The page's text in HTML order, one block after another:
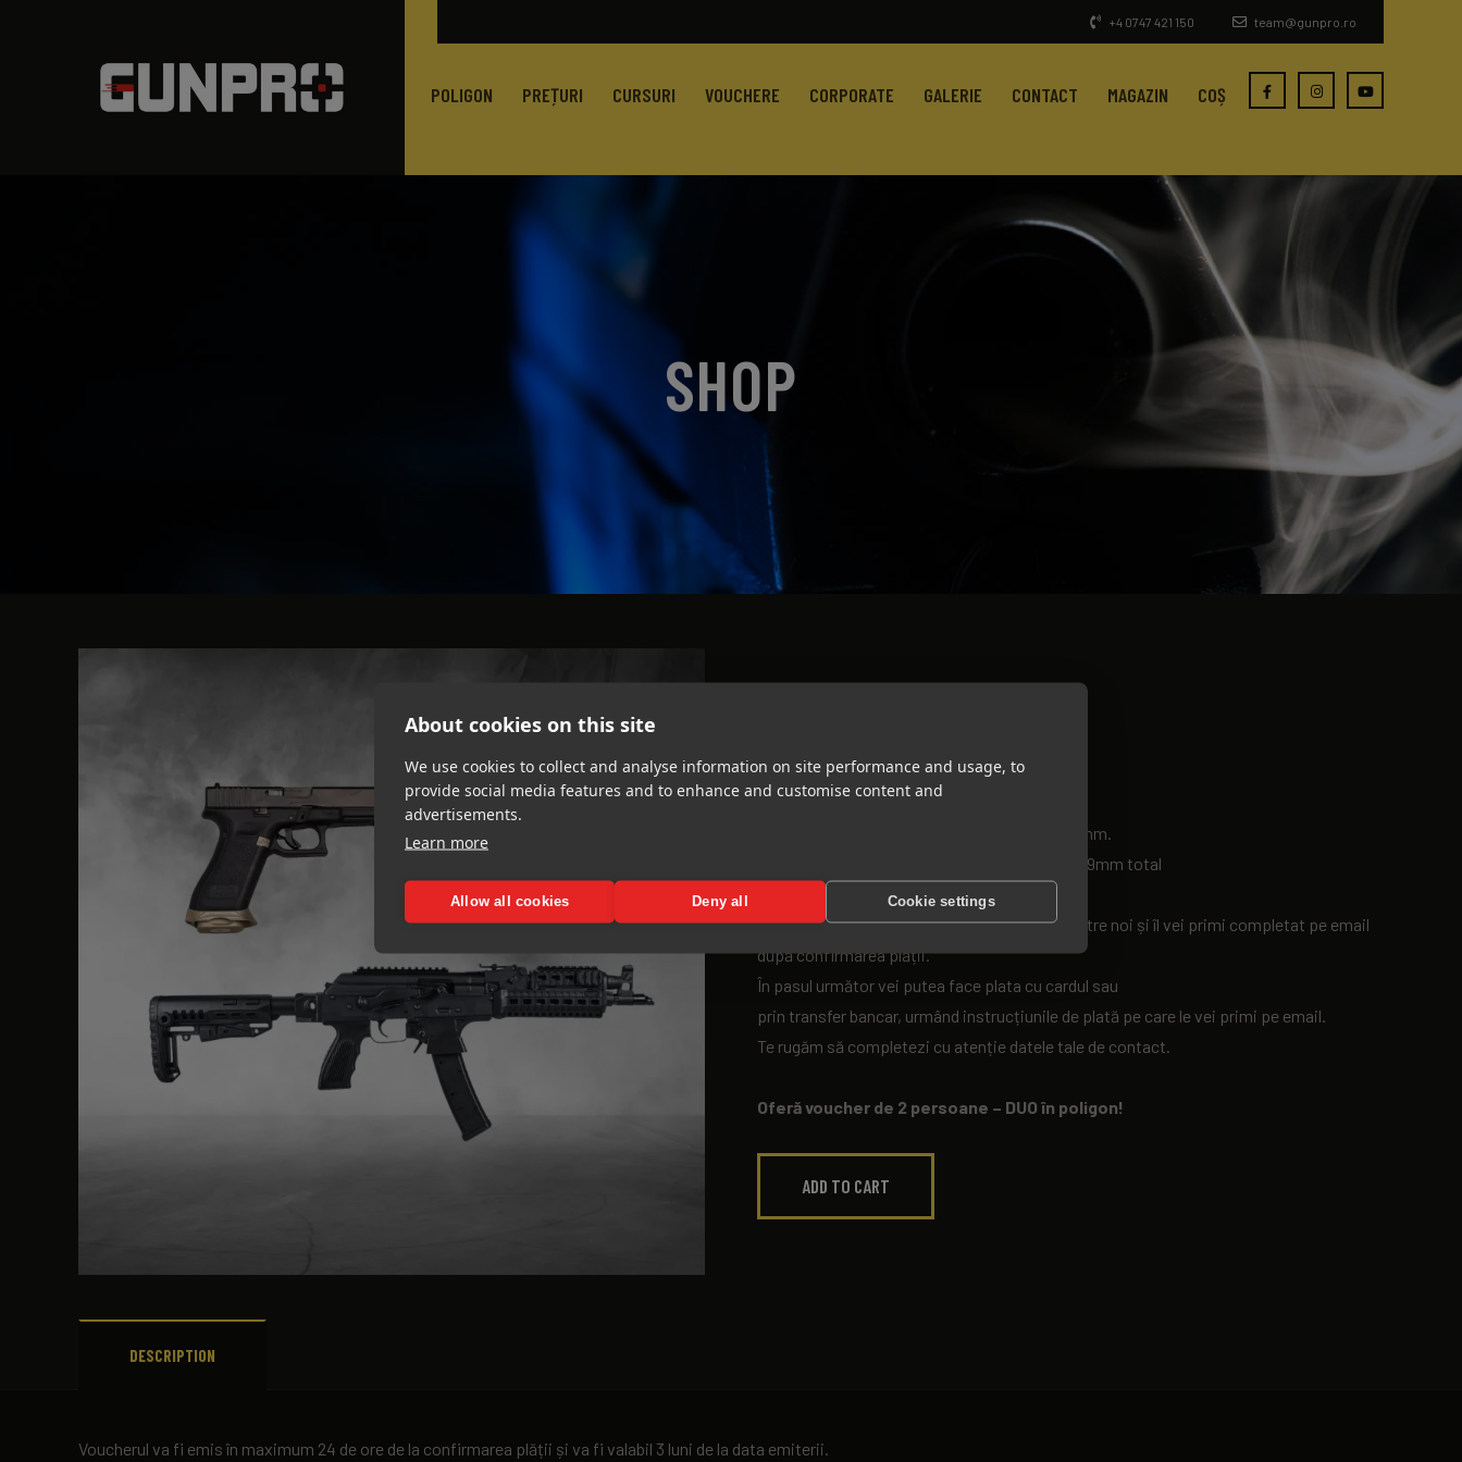
About cookies on this site
We use cookies to collect and analyse information on site performance and usage, to
provide social media features and to enhance and customise content and
advertisements.
Learn more
Allow all cookies Deny all Cookie settings
team@gunpro.ro
+4 0747 421 150
POLIGON PREȚURI CURSURI VOUCHERE CORPORATE GALERIE CONTACT MAGAZIN COȘ
SHOP
650lei
Voucherul conține: pistol + carabină calibru 9mm.
30 cartușe 9mm de persoană x 2 = 60 cartușe 9mm total
Formularul tău pentru voucher a fost trimis către noi și îl vei primi completat pe email
după confirmarea plății.
În pasul următor vei putea face plata cu cardul sau
prin transfer bancar, urmând instrucțiunile de plată pe care le vei primi pe email.
Te rugăm să completezi cu atenție datele tale de contact.
Oferă voucher de 2 persoane – DUO în poligon!
ADD TO CART
DESCRIPTION
Voucherul va fi emis în maximum 24 de ore de la confirmarea plății și va fi valabil 3 luni de la data emiterii.